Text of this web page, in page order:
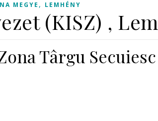
MEGYE , LEMHÉNY
(KISZ) ,
Târgu Secuiesc